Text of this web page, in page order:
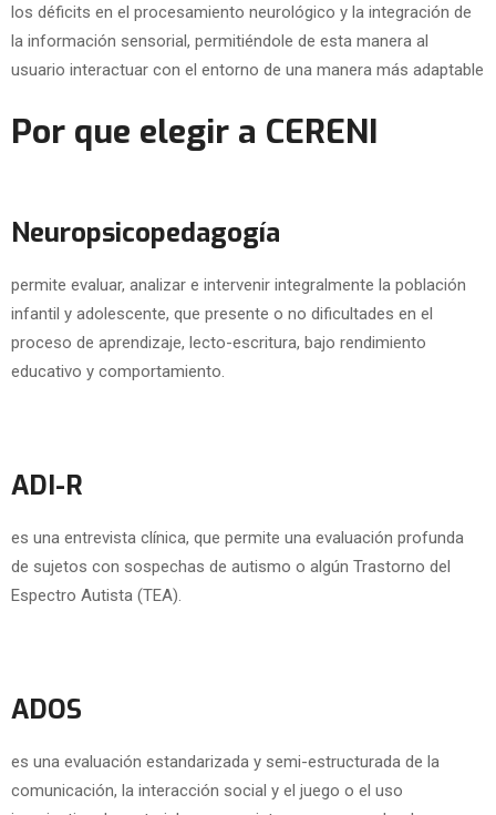
los déficits en el procesamiento neurológico y la integración de
la información sensorial, permitiéndole de esta manera al
usuario interactuar con el entorno de una manera más adaptable
Por que elegir a CERENI
Neuropsicopedagogía
permite evaluar, analizar e intervenir integralmente la población
infantil y adolescente, que presente o no dificultades en el
proceso de aprendizaje, lecto-escritura, bajo rendimiento
educativo y comportamiento.
ADI-R
es una entrevista clínica, que permite una evaluación profunda
de sujetos con sospechas de autismo o algún Trastorno del
Espectro Autista (TEA).
ADOS
es una evaluación estandarizada y semi-estructurada de la
comunicación, la interacción social y el juego o el uso